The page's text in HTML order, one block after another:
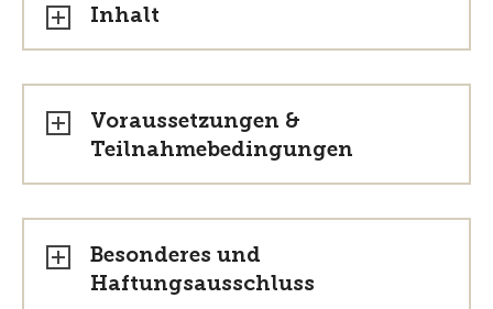
Inhalt
Voraussetzungen &
Teilnahmebedingungen
Besonderes und
Haftungsausschluss